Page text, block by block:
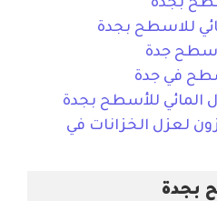
بجدة
للاسطح بجدة
جدة
في جدة
المائي للأسطح بجدة
لعزل الخزانات في
بجدة